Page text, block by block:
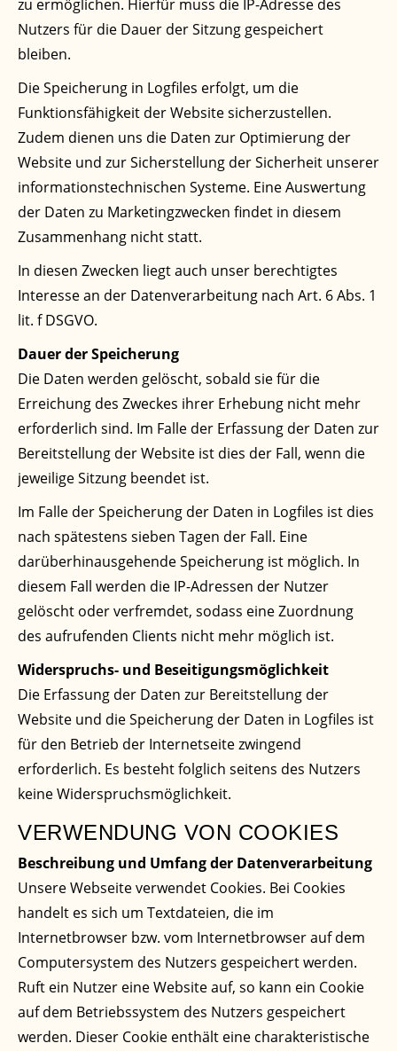
zu ermöglichen. Hierfür muss die IP-Adresse des
Nutzers für die Dauer der Sitzung gespeichert
bleiben.
Die Speicherung in Logfiles erfolgt, um die
Funktionsfähigkeit der Website sicherzustellen.
Zudem dienen uns die Daten zur Optimierung der
Website und zur Sicherstellung der Sicherheit unserer
informationstechnischen Systeme. Eine Auswertung
der Daten zu Marketingzwecken findet in diesem
Zusammenhang nicht statt.
In diesen Zwecken liegt auch unser berechtigtes
Interesse an der Datenverarbeitung nach Art. 6 Abs. 1
lit. f DSGVO.
Dauer der Speicherung
Die Daten werden gelöscht, sobald sie für die
Erreichung des Zweckes ihrer Erhebung nicht mehr
erforderlich sind. Im Falle der Erfassung der Daten zur
Bereitstellung der Website ist dies der Fall, wenn die
jeweilige Sitzung beendet ist.
Im Falle der Speicherung der Daten in Logfiles ist dies
nach spätestens sieben Tagen der Fall. Eine
darüberhinausgehende Speicherung ist möglich. In
diesem Fall werden die IP-Adressen der Nutzer
gelöscht oder verfremdet, sodass eine Zuordnung
des aufrufenden Clients nicht mehr möglich ist.
Widerspruchs- und Beseitigungsmöglichkeit
Die Erfassung der Daten zur Bereitstellung der
Website und die Speicherung der Daten in Logfiles ist
für den Betrieb der Internetseite zwingend
erforderlich. Es besteht folglich seitens des Nutzers
keine Widerspruchsmöglichkeit.
VERWENDUNG VON COOKIES
Beschreibung und Umfang der Datenverarbeitung
Unsere Webseite verwendet Cookies. Bei Cookies
handelt es sich um Textdateien, die im
Internetbrowser bzw. vom Internetbrowser auf dem
Computersystem des Nutzers gespeichert werden.
Ruft ein Nutzer eine Website auf, so kann ein Cookie
auf dem Betriebssystem des Nutzers gespeichert
werden. Dieser Cookie enthält eine charakteristische